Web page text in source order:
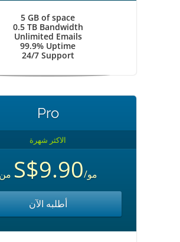
5 GB of space
0.5 TB Bandwidth
Unlimited Emails
99.9% Uptime
24/7 Support
Pro
الاكثر شهرة
S$9.90 /مو
أطلبه الآن